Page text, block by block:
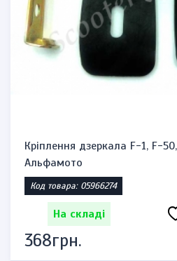
Кріплення дзеркала F-1, F-
Альфамото
Код товара: 05966274
На складі
368грн.